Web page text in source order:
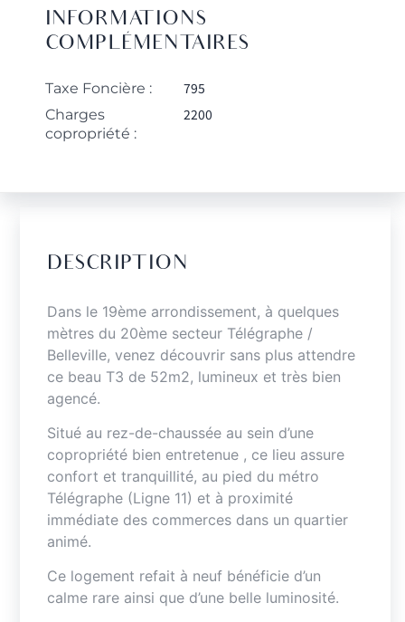
INFORMATIONS
COMPLÉMENTAIRES
Taxe Foncière : 795
Charges
copropriété :
2200
DESCRIPTION
Dans le 19ème arrondissement, à quelques
mètres du 20ème secteur Télégraphe /
Belleville, venez découvrir sans plus attendre
ce beau T3 de 52m2, lumineux et très bien
agencé.
Situé au rez-de-chaussée au sein d’une
copropriété bien entretenue , ce lieu assure
confort et tranquillité, au pied du métro
Télégraphe (Ligne 11) et à proximité
immédiate des commerces dans un quartier
animé.
Ce logement refait à neuf bénéficie d’un
calme rare ainsi que d’une belle luminosité.